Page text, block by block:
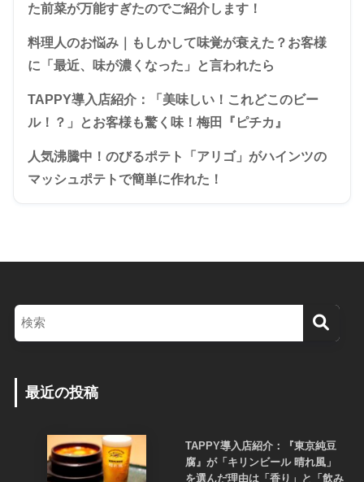
た前菜が万能すぎたのでご紹介します！
料理人のお悩み｜もしかして味覚が衰えた？お客様
に「最近、味が濃くなった」と言われたら
TAPPY導入店紹介：「美味しい！これどこのビー
ル！？」とお客様も驚く味！梅田『ピチカ』
人気沸騰中！のびるポテト「アリゴ」がハインツの
マッシュポテトで簡単に作れた！
最近の投稿
TAPPY導入店紹介：『東京純豆
腐』が「キリンビール 晴れ風」
を選んだ理由は「香り」と「飲み